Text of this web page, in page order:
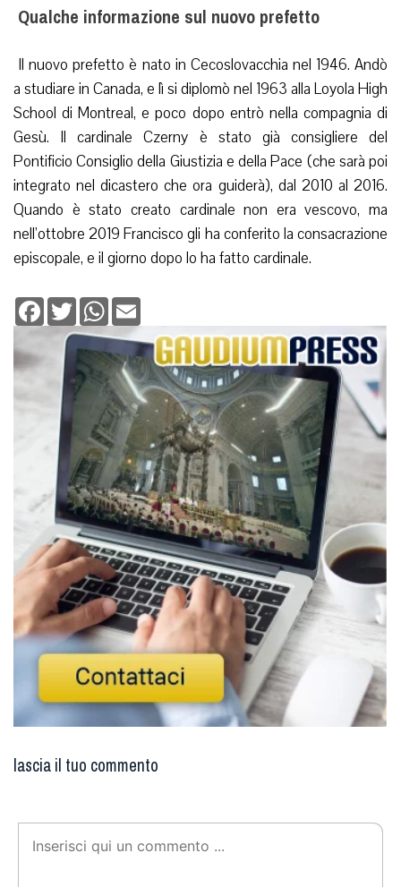
Qualche informazione sul nuovo prefetto
Il nuovo prefetto è nato in Cecoslovacchia nel 1946. Andò
a studiare in Canada, e lì si diplomò nel 1963 alla Loyola High
School di Montreal, e poco dopo entrò nella compagnia di
Gesù. Il cardinale Czerny è stato già consigliere del
Pontificio Consiglio della Giustizia e della Pace (che sarà poi
integrato nel dicastero che ora guiderà), dal 2010 al 2016.
Quando è stato creato cardinale non era vescovo, ma
nell’ottobre 2019 Francisco gli ha conferito la consacrazione
episcopale, e il giorno dopo lo ha fatto cardinale.
Facebook
TwitterWhatsApp
lascia il tuo commento